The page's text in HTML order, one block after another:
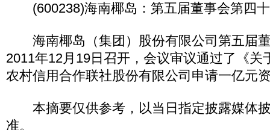
(600238)海南椰岛：第五届董事会第四十
海南椰岛（集团）股份有限公司第五届
2011年12月19日召开，会议审议通过了《关
农村信用合作联社股份有限公司申请一亿元
本摘要仅供参考，以当日指定披露媒体
准。